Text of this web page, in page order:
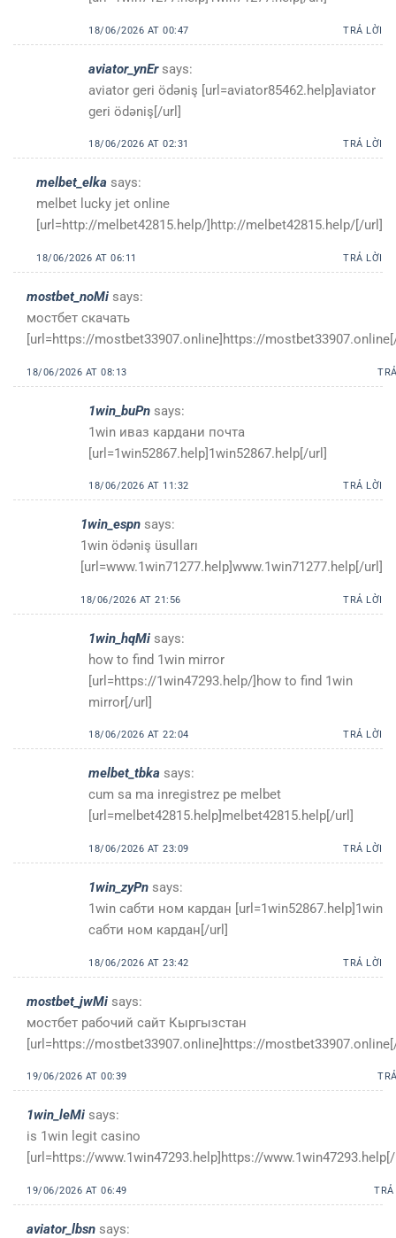
18/06/2026 AT 00:47 TRẢ LỜI
aviator_ynEr says:
aviator geri ödəniş [url=aviator85462.help]aviator
geri ödəniş[/url]
18/06/2026 AT 02:31 TRẢ LỜI
melbet_elka says:
melbet lucky jet online
[url=http://melbet42815.help/]http://melbet42815.help/[/url]
18/06/2026 AT 06:11 TRẢ LỜI
mostbet_noMi says:
мостбет скачать
[url=https://mostbet33907.online]https://
18/06/2026 AT 08:13
1win_buPn says:
1win иваз кардани почта
[url=1win52867.help]1win52867.help[/url]
18/06/2026 AT 11:32 TRẢ LỜI
1win_espn says:
1win ödəniş üsulları
[url=www.1win71277.help]www.1win71277.help[/url]
18/06/2026 AT 21:56 TRẢ LỜI
1win_hqMi says:
how to find 1win mirror
[url=https://1win47293.help/]how to find 1win
mirror[/url]
18/06/2026 AT 22:04 TRẢ LỜI
melbet_tbka says:
cum sa ma inregistrez pe melbet
[url=melbet42815.help]melbet42815.help[/url]
18/06/2026 AT 23:09 TRẢ LỜI
1win_zyPn says:
1win сабти ном кардан [url=1win52867.help]1win
сабти ном кардан[/url]
18/06/2026 AT 23:42 TRẢ LỜI
mostbet_jwMi says:
мостбет рабочий сайт Кыргызстан
[url=https://mostbet33907.online]https://
19/06/2026 AT 00:39
1win_leMi says:
is 1win legit casino
[url=https://www.1win47293.help]https://
19/06/2026 AT 06:49
aviator_lbsn says: